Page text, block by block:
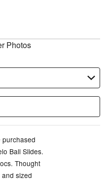
Photos
purchased
Ball Slides.
Thought
sized